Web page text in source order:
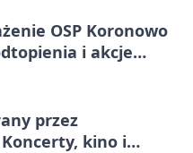
OSP Koronowo
i akcje
przez
kino i